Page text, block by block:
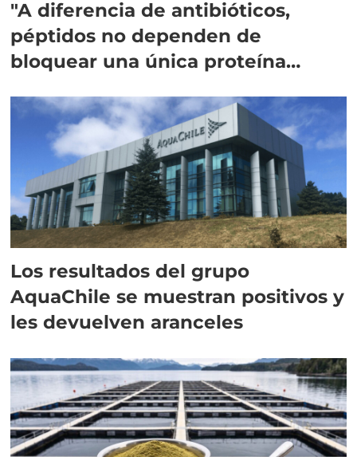
"A diferencia de antibióticos,
péptidos no dependen de
bloquear una única proteína
Los resultados del grupo
AquaChile se muestran positivos y
les devuelven aranceles